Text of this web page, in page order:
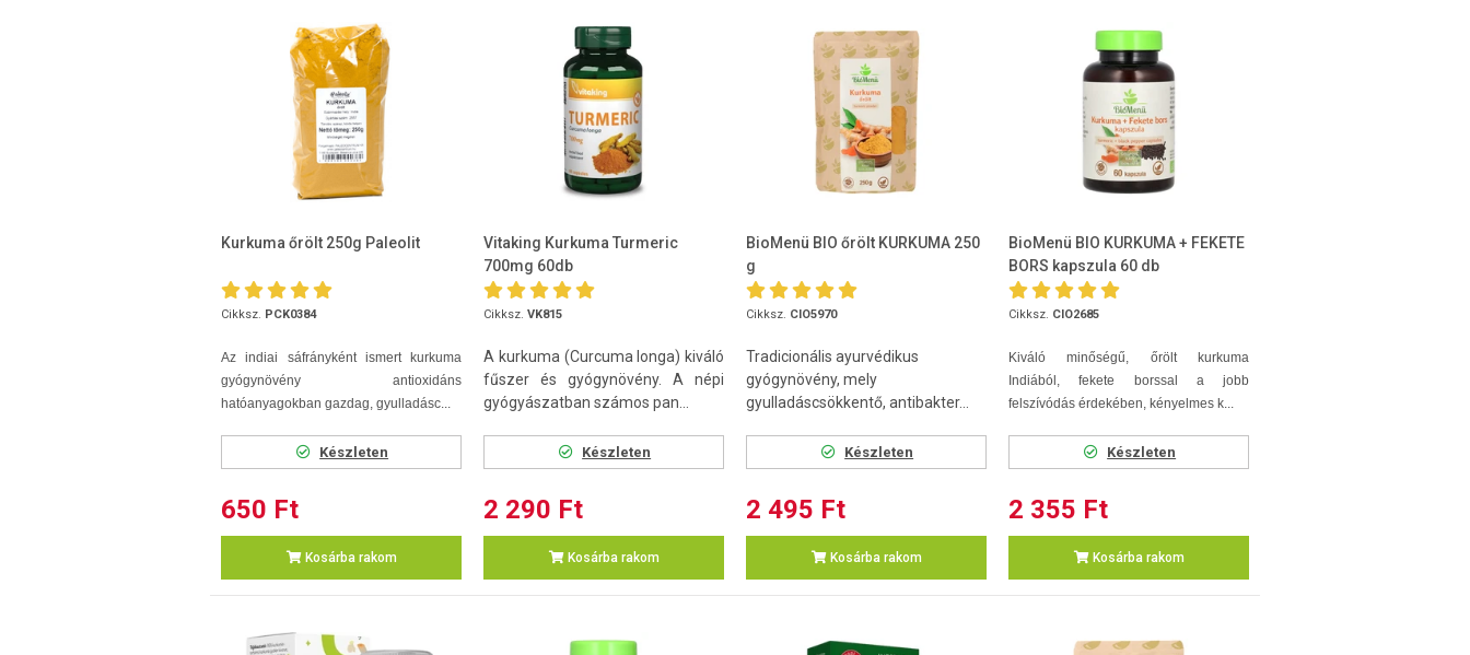
Kurkuma őrölt 250g Paleolit
Cikksz. PCK0384
Az indiai sáfrányként ismert kurkuma
gyógynövény antioxidáns
hatóanyagokban gazdag, gyulladásc...
Készleten
650 Ft
Kosárba rakom
Vitaking Kurkuma Turmeric
700mg 60db
Cikksz. VK815
A kurkuma (Curcuma longa) kiváló
fűszer és gyógynövény. A népi
gyógyászatban számos pan...
Készleten
2 290 Ft
Kosárba rakom
BioMenü BIO őrölt KURKUMA 250
g
Cikksz. CIO5970
Tradicionális ayurvédikus
gyógynövény, mely
gyulladáscsökkentő, antibakter...
Készleten
2 495 Ft
Kosárba rakom
BioMenü BIO KURKUMA + FEKETE
BORS kapszula 60 db
Cikksz. CIO2685
Kiváló minőségű, őrölt kurkuma
Indiából, fekete borssal a jobb
felszívódás érdekében, kényelmes k...
Készleten
2 355 Ft
Kosárba rakom